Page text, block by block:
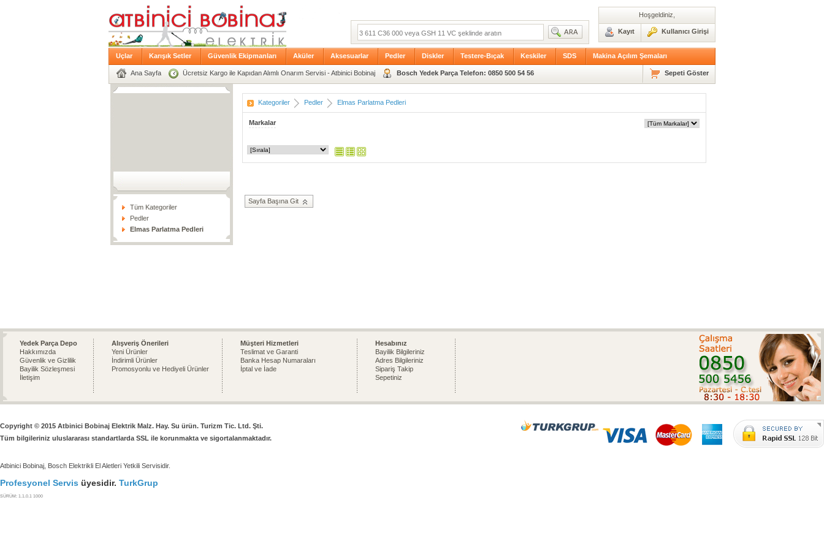
Hoşgeldiniz,
Kayıt Kullanıcı Girişi
Uçlar Karışık Setler Güvenlik Ekipmanları Aküler Aksesuarlar Pedler Diskler Testere-Bıçak Keskiler SDS Makina Açılım Şemaları
Ana Sayfa Ücretsiz Kargo ile Kapıdan Alımlı Onarım Servisi - Atbinici Bobinaj Bosch Yedek Parça Telefon: 0850 500 54 56 Sepeti Göster
Tüm Kategoriler
Pedler
Elmas Parlatma Pedleri
Kategoriler Pedler Elmas Parlatma Pedleri
Markalar
Sayfa Başına Git
Yedek Parça Depo
Hakkımızda
Güvenlik ve Gizlilik
Bayilik Sözleşmesi
İletişim
Alışveriş Önerileri
Yeni Ürünler
İndirimli Ürünler
Promosyonlu ve Hediyeli Ürünler
Müşteri Hizmetleri
Teslimat ve Garanti
Banka Hesap Numaraları
İptal ve İade
Hesabınız
Bayilik Bilgileriniz
Adres Bilgileriniz
Sipariş Takip
Sepetiniz
Copyright © 2015 Atbinici Bobinaj Elektrik Malz. Hay. Su ürün. Turizm Tic. Ltd. Şti.
Tüm bilgileriniz uluslararası standartlarda SSL ile korunmakta ve sigortalanmaktadır.
Atbinici Bobinaj, Bosch Elektrikli El Aletleri Yetkili Servisidir.
Profesyonel Servis üyesidir. TurkGrup
SÜRÜM: 1.1.0.1 1000